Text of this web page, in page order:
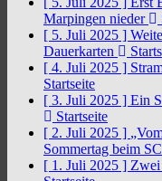
Marpingen nieder
[ 5. Juli 2025 ]
Dauerkarten
[ 4. Juli 2025 ]
Startseite
[ 3. Juli 2025 ] Ein
Startseite
[ 2. Juli 2025 ]
Sommertag beim
[ 1. Juli 2025 ] Zwei